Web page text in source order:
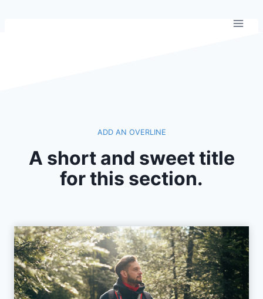
ADD AN OVERLINE
A short and sweet title
for this section.